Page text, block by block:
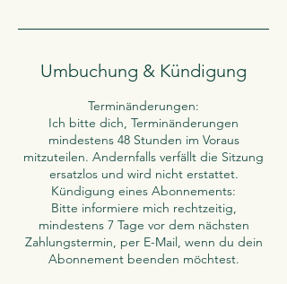
Umbuchung & Kündigung
Terminänderungen:
Ich bitte dich, Terminänderungen
mindestens 48 Stunden im Voraus
mitzuteilen. Andernfalls verfällt die Sitzung
ersatzlos und wird nicht erstattet.
Kündigung eines Abonnements:
Bitte informiere mich rechtzeitig,
mindestens 7 Tage vor dem nächsten
Zahlungstermin, per E-Mail, wenn du dein
Abonnement beenden möchtest.